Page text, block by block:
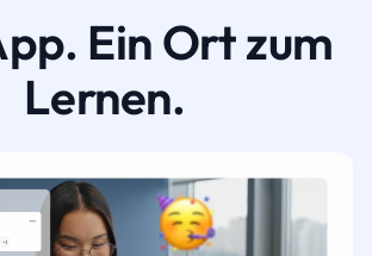
Ein Ort zum
Lernen.